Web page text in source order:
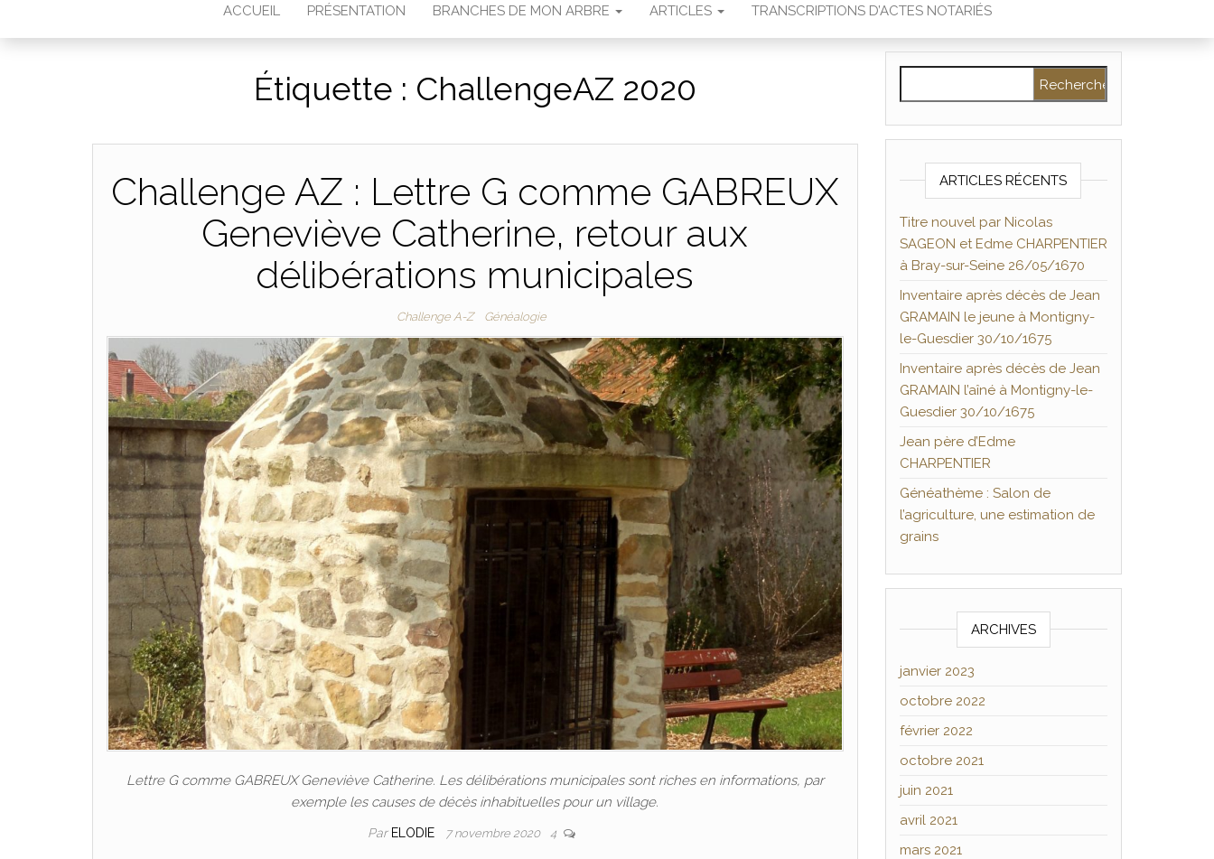
ACCUEIL PRÉSENTATION BRANCHES DE MON ARBRE ARTICLES TRANSCRIPTIONS D’ACTES NOTARIÉS
Étiquette : ChallengeAZ 2020
Challenge AZ : Lettre G comme GABREUX
Geneviève Catherine, retour aux
délibérations municipales
Challenge A-Z Généalogie
Lettre G comme GABREUX Geneviève Catherine. Les délibérations municipales sont riches en informations, par
exemple les causes de décès inhabituelles pour un village.
Par ELODIE 7 novembre 2020 4
ARTICLES RÉCENTS
Titre nouvel par Nicolas
SAGEON et Edme CHARPENTIER
à Bray-sur-Seine 26/05/1670
Inventaire après décès de Jean
GRAMAIN le jeune à Montigny-
le-Guesdier 30/10/1675
Inventaire après décès de Jean
GRAMAIN l’aîné à Montigny-le-
Guesdier 30/10/1675
Jean père d’Edme
CHARPENTIER
Généathème : Salon de
l’agriculture, une estimation de
grains
ARCHIVES
janvier 2023
octobre 2022
février 2022
octobre 2021
juin 2021
avril 2021
mars 2021